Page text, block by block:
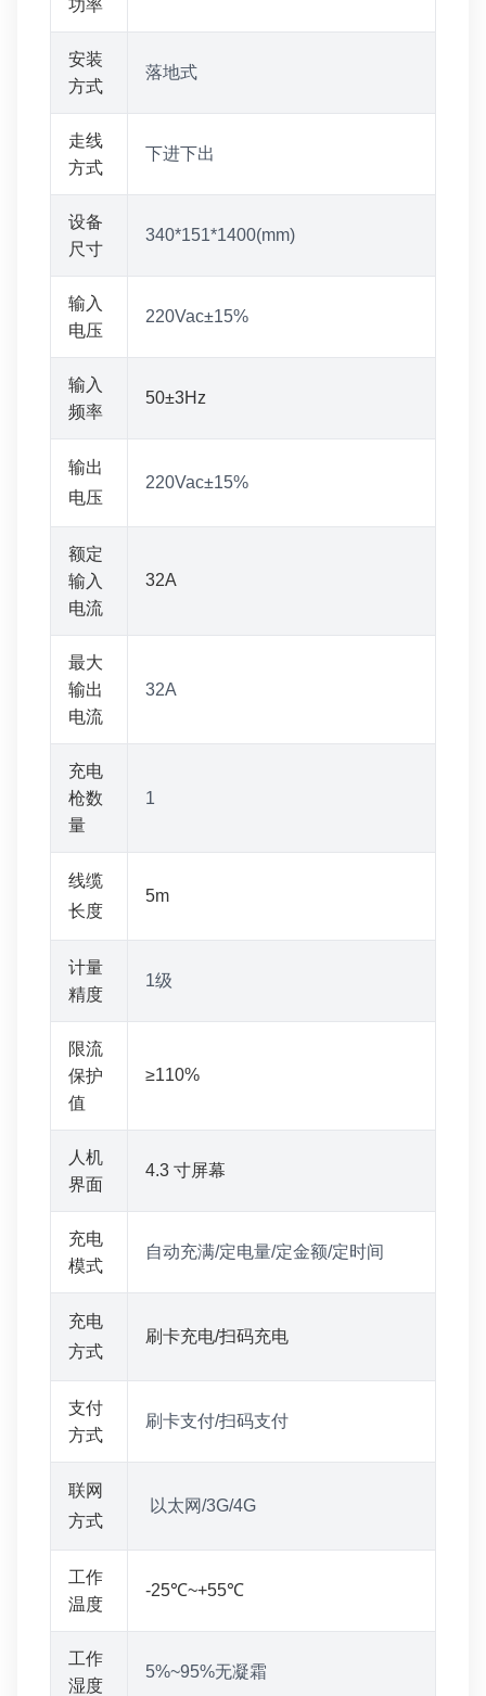
功率
安装
方式
落地式
走线
方式
下进下出
设备
尺寸
340*151*1400(mm)
输入
电压
220Vac±15%
输入
频率
50±3Hz
输出
电压
220Vac±15%
额定
输入
电流
32A
最大
输出
电流
32A
充电
枪数
量
1
线缆
长度
5m
计量
精度
1级
限流
保护
值
≥110%
人机
界面
4.3 寸屏幕
充电
模式
自动充满/定电量/定金额/定时间
充电
方式
刷卡充电/扫码充电
支付
方式
刷卡支付/扫码支付
联网
方式
以太网/3G/4G
工作
温度
-25℃~+55℃
工作
湿度
5%~95%无凝霜